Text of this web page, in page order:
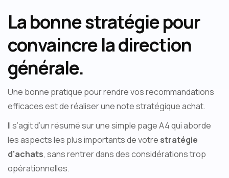
La bonne stratégie pour
convaincre la direction
générale.
Une bonne pratique pour rendre vos recommandations
efficaces est de réaliser une note stratégique achat.
Il s’agit d’un résumé sur une simple page A4 qui aborde
les aspects les plus importants de votre stratégie
d’achats, sans rentrer dans des considérations trop
opérationnelles.